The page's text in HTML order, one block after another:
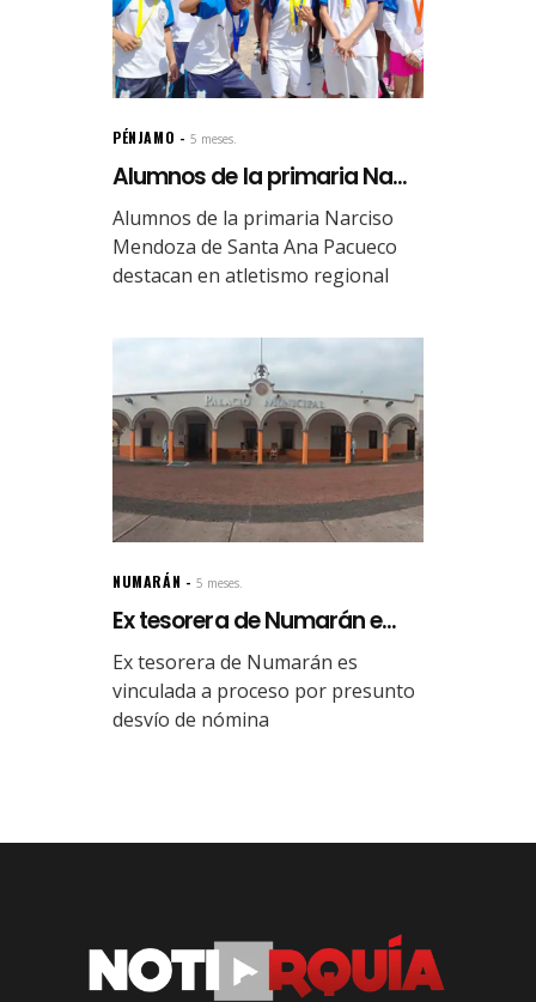
PÉNJAMO 5 meses.
Alumnos de la primaria Na...
Alumnos de la primaria Narciso
Mendoza de Santa Ana Pacueco
destacan en atletismo regional
NUMARÁN 5 meses.
Ex tesorera de Numarán e...
Ex tesorera de Numarán es
vinculada a proceso por presunto
desvío de nómina